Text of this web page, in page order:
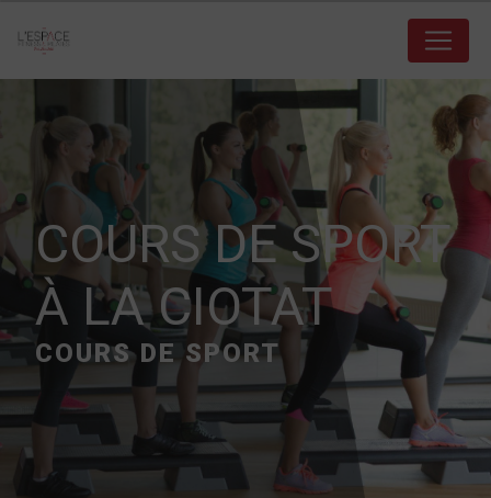
COURS DE SPORT
À LA CIOTAT
COURS DE SPORT